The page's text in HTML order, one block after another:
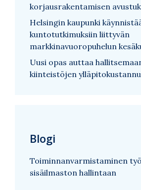
korjausrakentamisen
Helsingin kaupunki
kuntotutkimuksiin liittyvän
markkinavuoropuhelun
Uusi opas auttaa
kiinteistöjen
Blogi
Toiminnanvarmistaminen
sisäilmaston hallintaan